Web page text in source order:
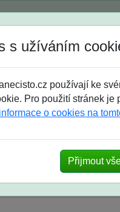
Jak
třída střední maturanti
ohlasy po
s užíváním
používají ke
Pro použití stránek je
o cookies na
Přijmout